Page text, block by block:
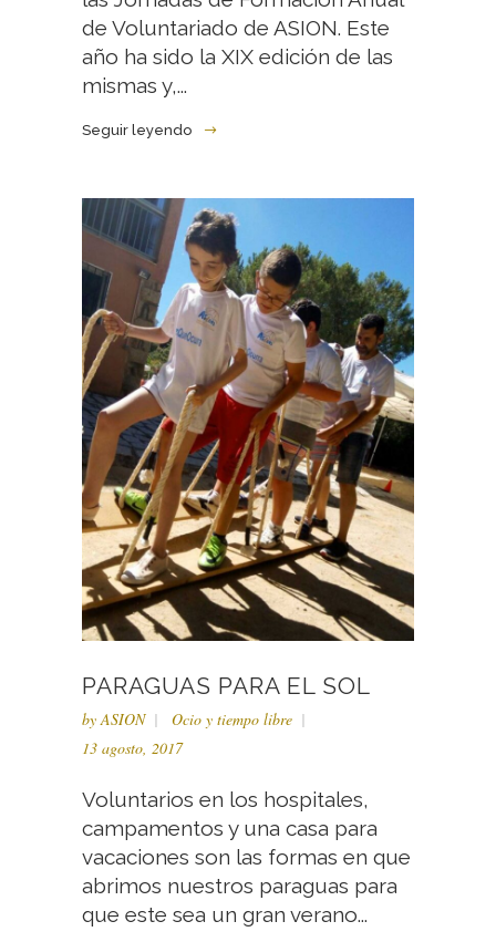
de Voluntariado de ASION. Este
año ha sido la XIX edición de las
mismas y,...
Seguir leyendo
PARAGUAS PARA EL SOL
by ASION
Ocio y tiempo libre
13 agosto, 2017
Voluntarios en los hospitales,
campamentos y una casa para
vacaciones son las formas en que
abrimos nuestros paraguas para
que este sea un gran verano...